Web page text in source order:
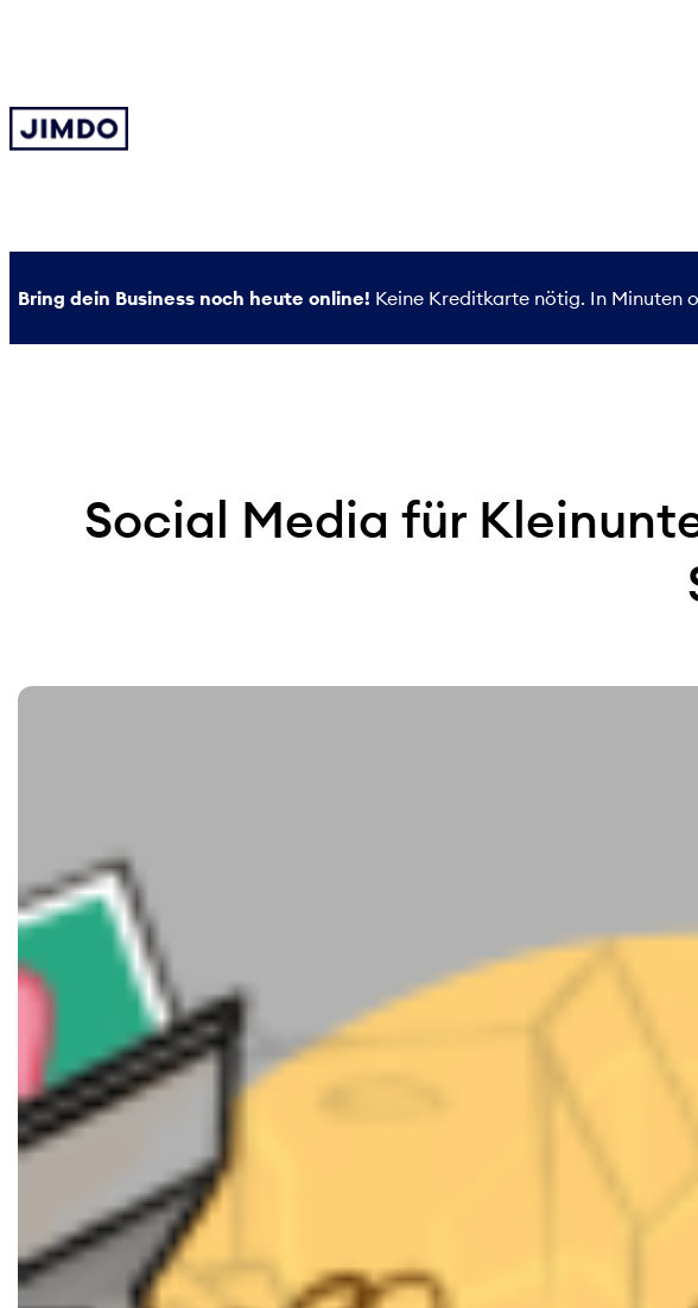
Bring dein Business noch heute online! Keine Kreditkarte nötig. In Minuten
Social Media für